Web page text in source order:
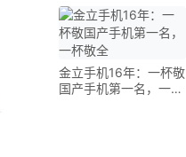
金立手机16年：一杯敬
国产手机第一名，一杯